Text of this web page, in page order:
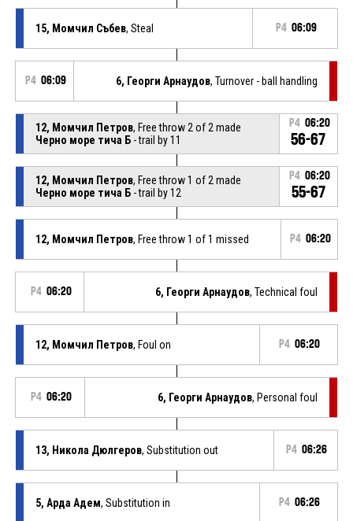
15, Момчил Събев, Steal P4 06:09
P4 06:09 6, Георги Арнаудов, Turnover - ball handling
12, Момчил Петров, Free throw 2 of 2 made
Черно море тича Б- trail by 11
P4 06:20
56-67
12, Момчил Петров, Free throw 1 of 2 made
Черно море тича Б- trail by 12
P4 06:20
55-67
12, Момчил Петров, Free throw 1 of 1 missed P4 06:20
P4 06:20 6, Георги Арнаудов, Technical foul
12, Момчил Петров, Foul on P4 06:20
P4 06:20 6, Георги Арнаудов, Personal foul
13, Никола Дюлгеров, Substitution out P4 06:26
5, Арда Адем, Substitution in P4 06:26